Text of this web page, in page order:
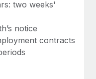
19 landen
in de wereldwijde
two weeks'
notice
contracts